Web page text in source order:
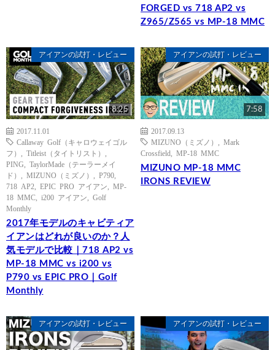
FORGED vs 718 AP2 vs
Z965/Z565 vs MP-18 MMC
アイアンの試打・レビュー
8:25
2017.11.01
Callaway Golf（キャロウェイゴル
フ）
Titleist（タイトリスト）
PING
TaylorMade（テーラーメイ
ド）
MIZUNO（ミズノ） P790
718 AP2
EPIC PRO アイアン
MP-
18 MMC
i200 アイアン
Golf
Monthly
2017年モデルのキャビティア
イアンはどれが良いのか？人
気モデルで比較｜718 AP2 vs
MP-18 MMC vs i200 vs
P790 vs EPIC PRO｜Golf
Monthly
アイアンの試打・レビュー
7:58
2017.09.13
MIZUNO（ミズノ）
Mark
Crossfield
MP-18 MMC
MIZUNO MP-18 MMC
IRONS REVIEW
アイアンの試打・レビュー アイアンの試打・レビュー